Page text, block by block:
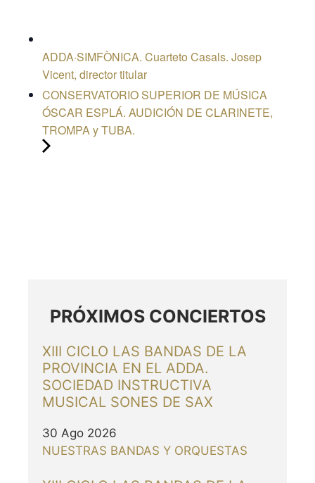
ADDA·SIMFÒNICA. Cuarteto Casals. Josep
Vicent, director titular
CONSERVATORIO SUPERIOR DE MÚSICA
ÓSCAR ESPLÁ. AUDICIÓN DE CLARINETE,
TROMPA y TUBA.
PRÓXIMOS CONCIERTOS
XIII CICLO LAS BANDAS DE LA
PROVINCIA EN EL ADDA.
SOCIEDAD INSTRUCTIVA
MUSICAL SONES DE SAX
30 Ago 2026
NUESTRAS BANDAS Y ORQUESTAS